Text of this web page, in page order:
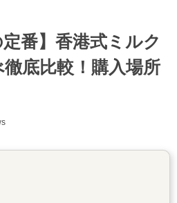
定番】香港式ミルク
底比較！購入場所